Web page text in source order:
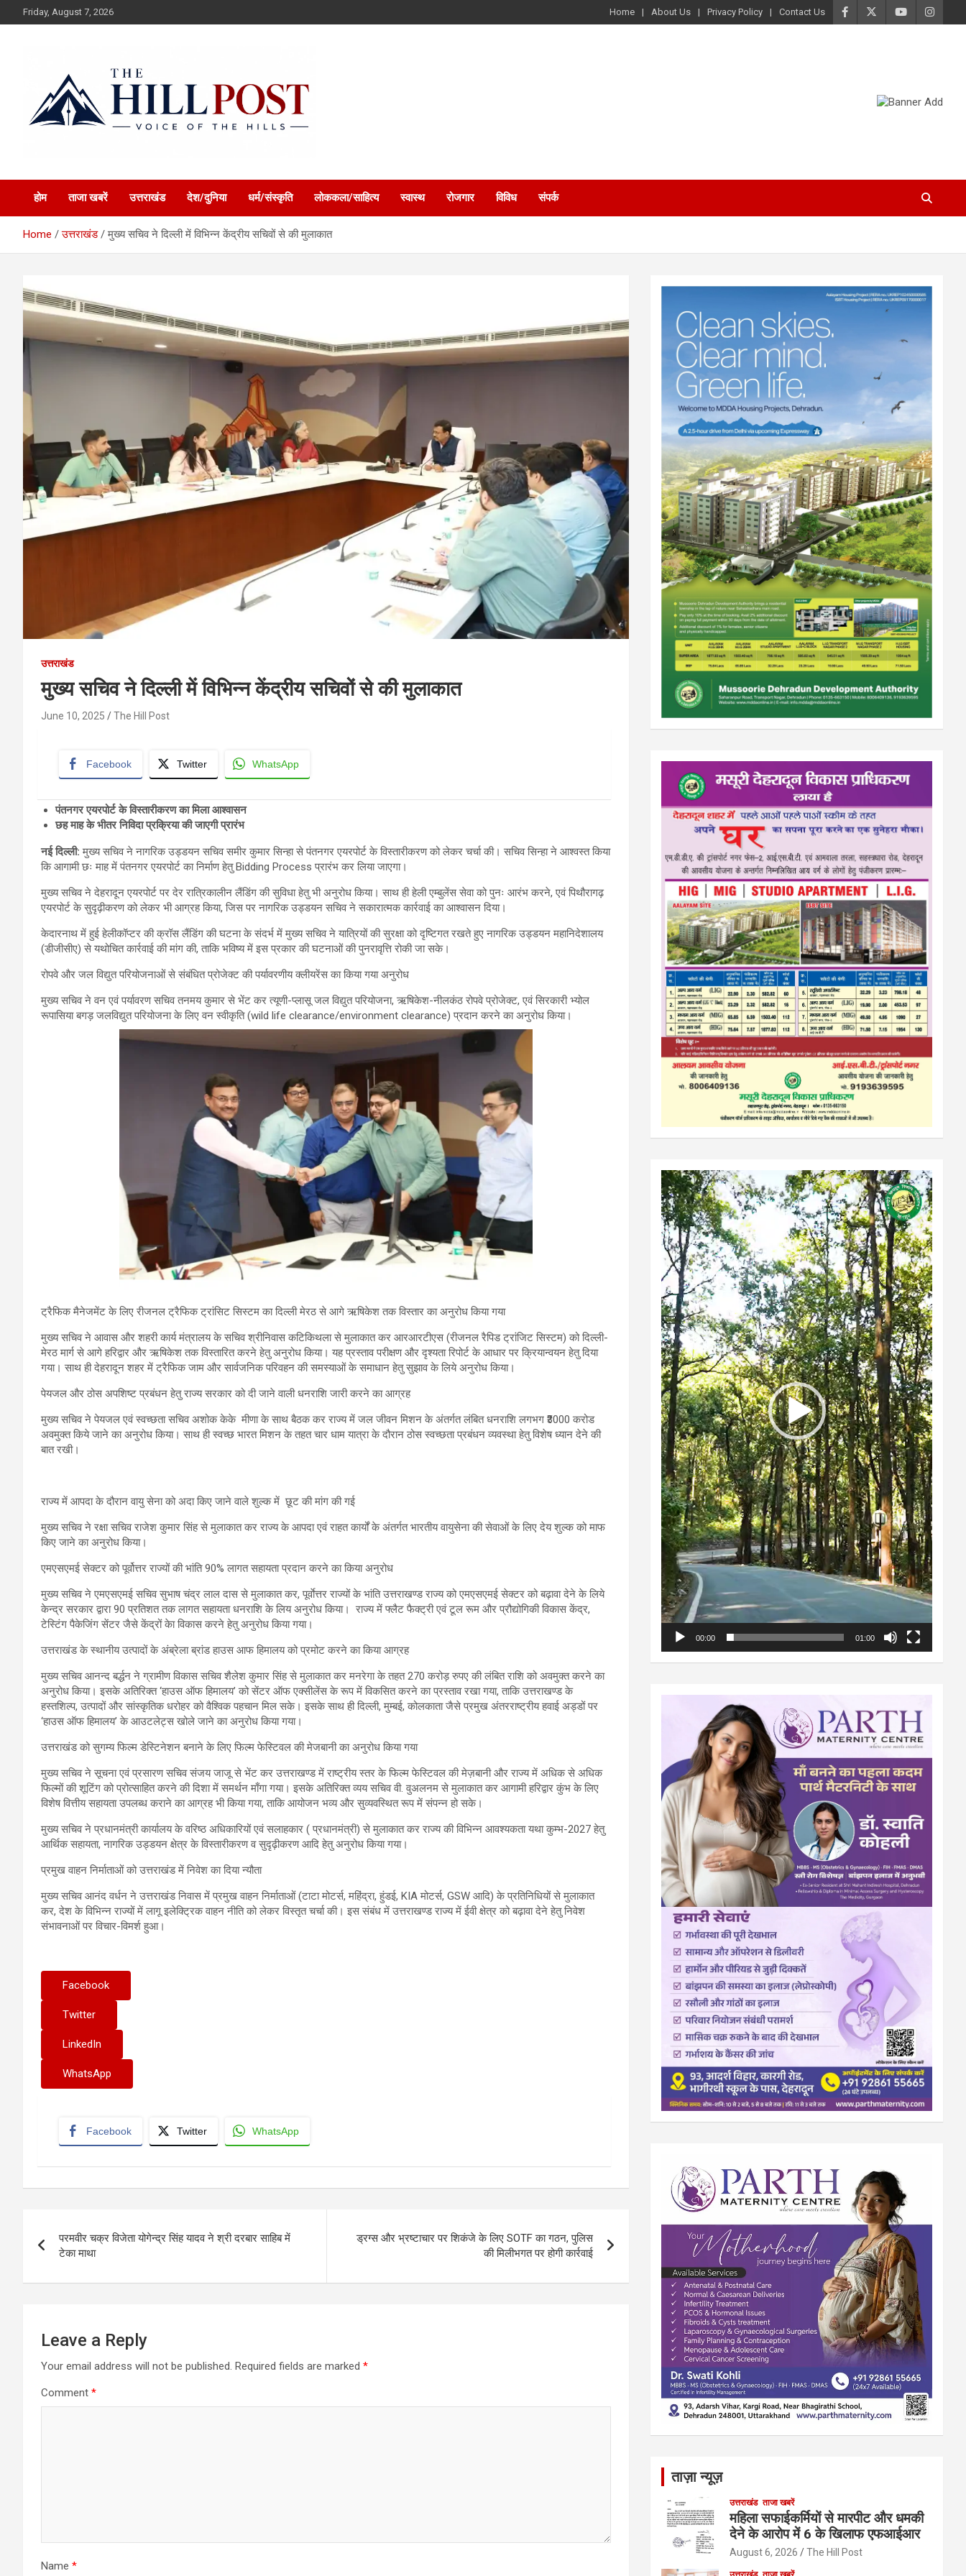
to
Friday, August 7, 2026 Home About Us Privacy Policy Contact Us
The Hillpost
होम ताजा खबरें उत्तराखंड देश/दुनिया धर्म/संस्कृति लोककला/साहित्य स्वास्थ रोजगार विविध संपर्क
Home उत्तराखंड मुख्य सचिव ने दिल्ली में विभिन्न केंद्रीय सचिवों से की मुलाकात
उत्तराखंड
मुख्य सचिव ने दिल्ली में विभिन्न केंद्रीय सचिवों से की मुलाकात
June 10, 2025 The Hill Post
Facebook Twitter WhatsApp
पंतनगर एयरपोर्ट के विस्तारीकरण का मिला आश्वासन
छह माह के भीतर निविदा प्रक्रिया की जाएगी प्रारंभ
नई दिल्ली:मुख्य सचिव ने नागरिक उड्डयन सचिव समीर कुमार सिन्हा से पंतनगर एयरपोर्ट के विस्तारीकरण को लेकर चर्चा की। सचिव सिन्हा ने आश्वस्त किया
कि आगामी छः माह में पंतनगर एयरपोर्ट का निर्माण हेतु Bidding Process प्रारंभ कर लिया जाएगा।
मुख्य सचिव ने देहरादून एयरपोर्ट पर देर रात्रिकालीन लैंडिंग की सुविधा हेतु भी अनुरोध किया। साथ ही हेली एम्बुलेंस सेवा को पुनः आरंभ करने, एवं पिथौरागढ़
एयरपोर्ट के सुदृढ़ीकरण को लेकर भी आग्रह किया, जिस पर नागरिक उड्डयन सचिव ने सकारात्मक कार्रवाई का आश्वासन दिया।
केदारनाथ में हुई हेलीकॉप्टर की क्रॉस लैंडिंग की घटना के संदर्भ में मुख्य सचिव ने यात्रियों की सुरक्षा को दृष्टिगत रखते हुए नागरिक उड्डयन महानिदेशालय
(डीजीसीए) से यथोचित कार्रवाई की मांग की, ताकि भविष्य में इस प्रकार की घटनाओं की पुनरावृत्ति रोकी जा सके।
रोपवे और जल विद्युत परियोजनाओं से संबंधित प्रोजेक्ट की पर्यावरणीय क्लीयरेंस का किया गया अनुरोध
मुख्य सचिव ने वन एवं पर्यावरण सचिव तनमय कुमार से भेंट कर त्यूणी-प्लासू जल विद्युत परियोजना, ऋषिकेश-नीलकंठ रोपवे प्रोजेक्ट, एवं सिरकारी भ्योल
रूपासिया बगड़ जलविद्युत परियोजना के लिए वन स्वीकृति (wild life clearance/environment clearance) प्रदान करने का अनुरोध किया।
ट्रैफिक मैनेजमेंट के लिए रीजनल ट्रैफिक ट्रांसिट सिस्टम का दिल्ली मेरठ से आगे ऋषिकेश तक विस्तार का अनुरोध किया गया
मुख्य सचिव ने आवास और शहरी कार्य मंत्रालय के सचिव श्रीनिवास कटिकिथला से मुलाकात कर आरआरटीएस (रीजनल रैपिड ट्रांजिट सिस्टम) को दिल्ली-
मेरठ मार्ग से आगे हरिद्वार और ऋषिकेश तक विस्तारित करने हेतु अनुरोध किया। यह प्रस्ताव परीक्षण और दृश्यता रिपोर्ट के आधार पर क्रियान्वयन हेतु दिया
गया। साथ ही देहरादून शहर में ट्रैफिक जाम और सार्वजनिक परिवहन की समस्याओं के समाधान हेतु सुझाव के लिये अनुरोध किया।
पेयजल और ठोस अपशिष्ट प्रबंधन हेतु राज्य सरकार को दी जाने वाली धनराशि जारी करने का आग्रह
मुख्य सचिव ने पेयजल एवं स्वच्छता सचिव अशोक केके मीणा के साथ बैठक कर राज्य में जल जीवन मिशन के अंतर्गत लंबित धनराशि लगभग ₹3000 करोड
अवमुक्त किये जाने का अनुरोध किया। साथ ही स्वच्छ भारत मिशन के तहत चार धाम यात्रा के दौरान ठोस स्वच्छता प्रबंधन व्यवस्था हेतु विशेष ध्यान देने की
बात रखी।
राज्य में आपदा के दौरान वायु सेना को अदा किए जाने वाले शुल्क में छूट की मांग की गई
मुख्य सचिव ने रक्षा सचिव राजेश कुमार सिंह से मुलाकात कर राज्य के आपदा एवं राहत कार्यों के अंतर्गत भारतीय वायुसेना की सेवाओं के लिए देय शुल्क को माफ
किए जाने का अनुरोध किया।
एमएसएमई सेक्टर को पूर्वोत्तर राज्यों की भांति 90% लागत सहायता प्रदान करने का किया अनुरोध
मुख्य सचिव ने एमएसएमई सचिव सुभाष चंद्र लाल दास से मुलाकात कर, पूर्वाेत्तर राज्यों के भांति उत्तराखण्ड राज्य को एमएसएमई सेक्टर को बढ़ावा देने के लिये
केन्द्र सरकार द्वारा 90 प्रतिशत तक लागत सहायता धनराशि के लिय अनुरोध किया। राज्य में फ्लैट फैक्ट्री एवं टूल रूम और प्रौद्योगिकी विकास केंद्र,
टेस्टिंग पैकेजिंग सेंटर जैसे केंद्रों केा विकास करने हेतु अनुरोध किया गया।
उत्तराखंड के स्थानीय उत्पादों के अंब्रेला ब्रांड हाउस आफ हिमालय को प्रमोट करने का किया आग्रह
मुख्य सचिव आनन्द बर्द्धन ने ग्रामीण विकास सचिव शैलेश कुमार सिंह से मुलाकात कर मनरेगा के तहत 270 करोड़ रुपए की लंबित राशि को अवमुक्त करने का
अनुरोध किया। इसके अतिरिक्त ‘हाउस ऑफ हिमालय’ को सेंटर ऑफ एक्सीलेंस के रूप में विकसित करने का प्रस्ताव रखा गया, ताकि उत्तराखण्ड के
हस्तशिल्प, उत्पादों और सांस्कृतिक धरोहर को वैश्विक पहचान मिल सके। इसके साथ ही दिल्ली, मुम्बई, कोलकाता जैसे प्रमुख अंतरराष्ट्रीय हवाई अड्डों पर
‘हाउस ऑफ हिमालय’ के आउटलेट्स खोले जाने का अनुरोध किया गया।
उत्तराखंड को सुगम्य फिल्म डेस्टिनेशन बनाने के लिए फिल्म फेस्टिवल की मेजबानी का अनुरोध किया गया
मुख्य सचिव ने सूचना एवं प्रसारण सचिव संजय जाजू से भेंट कर उत्तराखण्ड में राष्ट्रीय स्तर के फिल्म फेस्टिवल की मेज़बानी और राज्य में अधिक से अधिक
फिल्मों की शूटिंग को प्रोत्साहित करने की दिशा में समर्थन माँगा गया। इसके अतिरिक्त व्यय सचिव वी. वुअलनम से मुलाकात कर आगामी हरिद्वार कुंभ के लिए
विशेष वित्तीय सहायता उपलब्ध कराने का आग्रह भी किया गया, ताकि आयोजन भव्य और सुव्यवस्थित रूप में संपन्न हो सके।
मुख्य सचिव ने प्रधानमंत्री कार्यालय के वरिष्ठ अधिकारियों एवं सलाहकार ( प्रधानमंत्री) से मुलाकात कर राज्य की विभिन्न आवश्यकता यथा कुम्भ-2027 हेतु
आर्थिक सहायता, नागरिक उड्डयन क्षेत्र के विस्तारीकरण व सुदृढ़ीकरण आदि हेतु अनुरोध किया गया।
प्रमुख वाहन निर्माताओं को उत्तराखंड में निवेश का दिया न्यौता
मुख्य सचिव आनंद वर्धन ने उत्तराखंड निवास में प्रमुख वाहन निर्माताओं (टाटा मोटर्स, महिंद्रा, हुंडई, KIA मोटर्स, GSW आदि) के प्रतिनिधियों से मुलाकात
कर, देश के विभिन्न राज्यों में लागू इलेक्ट्रिक वाहन नीति को लेकर विस्तृत चर्चा की। इस संबंध में उत्तराखण्ड राज्य में ईवी क्षेत्र को बढ़ावा देने हेतु निवेश
संभावनाओं पर विचार-विमर्श हुआ।
Facebook
Twitter
LinkedIn
WhatsApp
Facebook Twitter WhatsApp
navigation
परमवीर चक्र विजेता योगेन्द्र सिंह यादव ने श्री दरबार साहिब में
टेका माथा
ड्रग्स और भ्रष्टाचार पर शिकंजे के लिए SOTF का गठन, पुलिस
की मिलीभगत पर होगी कार्रवाई
Leave a Reply
Your email address will not be published. Required fields are marked *
Comment *
Name *
Video
Player
00:00 01:00
ताज़ा न्यूज़
उत्तराखंड ताजा खबरें
महिला सफाईकर्मियों से मारपीट और धमकी
देने के आरोप में 6 के खिलाफ एफआईआर
August 6, 2026 The Hill Post